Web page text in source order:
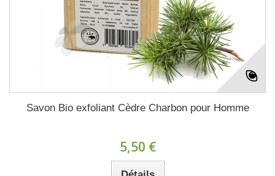
Savon Bio exfoliant Cèdre Charbon pour Homme
5,50 €